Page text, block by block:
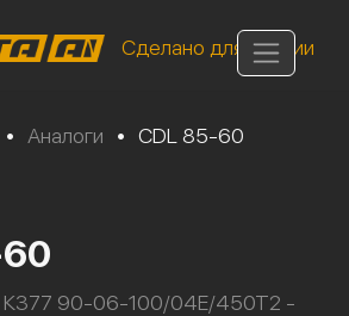
Сделано для России
• Аналоги • CDL 85-60
К377 90-06-100/04Е/450Т2 -